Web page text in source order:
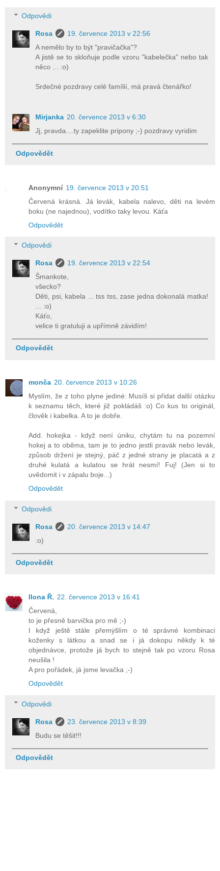
Odpovědi
Rosa
19. července 2013 v 22:56
A nemělo by to být "pravičačka"?
A jistě se to skloňuje podle vzoru "kabelečka" nebo tak
něco ... :o)
Srdečné pozdravy celé famílií, má pravá čtenářko!
Mirjanka 20. července 2013 v 6:30
Jj, pravda....ty zapeklite pripony ;-) pozdravy vyridim
Odpovědět
Anonymní 19. července 2013 v 20:51
Červená krásná. Já levák, kabela nalevo, děti na levém
boku (ne najednou), vodítko taky levou. Káťa
Odpovědět
Odpovědi
Rosa
19. července 2013 v 22:54
Šmankote,
všecko?
Děti, psi, kabela ... tss tss, zase jedna dokonalá matka!
... :o)
Káťo,
velice ti gratuluji a upřímně závidím!
Odpovědět
monča 20. července 2013 v 10:26
Myslím, že z toho plyne jediné: Musíš si přidat další otázku
k seznamu těch, které již pokládáš :o) Co kus to originál,
člověk i kabelka. A to je dobře.
Add. hokejka - když není úniku, chytám tu na pozemní
hokej a to oběma, tam je to jedno jestli pravák nebo levák,
způsob držení je stejný, páč z jedné strany je placatá a z
druhé kulatá a kulatou se hrát nesmí! Fuj! (Jen si to
uvědomit i v zápalu boje...)
Odpovědět
Odpovědi
Rosa
20. července 2013 v 14:47
:o)
Odpovědět
Ilona Ř. 22. července 2013 v 16:41
Červená,
to je přesně barvička pro mě ;-)
I když ještě stále přemýšlím o té správné kombinaci
koženky s látkou a snad se i já dokopu někdy k té
objednávce, protože já bych to stejně tak po vzoru Rosa
neušila !
A pro pořádek, já jsme levačka ;-)
Odpovědět
Odpovědi
Rosa
23. července 2013 v 8:39
Budu se těšit!!!
Odpovědět